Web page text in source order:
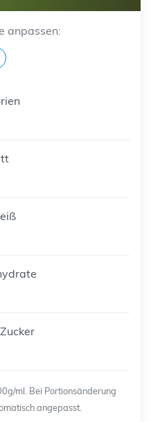
anpassen:
ml. Bei Portionsänderung
angepasst.